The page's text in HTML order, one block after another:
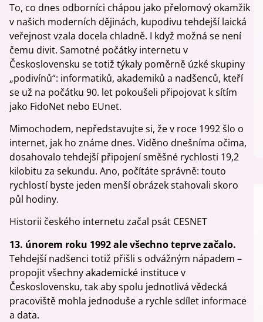
To, co dnes odborníci chápou jako přelomový okamžik
v našich moderních dějinách, kupodivu tehdejší laická
veřejnost vzala docela chladně. I když možná se není
čemu divit. Samotné počátky internetu v
Československu se totiž týkaly poměrně úzké skupiny
„podivínů“: informatiků, akademiků a nadšenců, kteří
se už na počátku 90. let pokoušeli připojovat k sítím
jako FidoNet nebo EUnet.
Mimochodem, nepředstavujte si, že v roce 1992 šlo o
internet, jak ho známe dnes. Viděno dnešníma očima,
dosahovalo tehdejší připojení směšné rychlosti 19,2
kilobitu za sekundu. Ano, počítáte správně: touto
rychlostí byste jeden menší obrázek stahovali skoro
půl hodiny.
Historii českého internetu začal psát CESNET
13. únorem roku 1992 ale všechno teprve začalo.
Tehdejší nadšenci totiž přišli s odvážným nápadem –
propojit všechny akademické instituce v
Československu, tak aby spolu jednotlivá vědecká
pracoviště mohla jednoduše a rychle sdílet informace
a data.